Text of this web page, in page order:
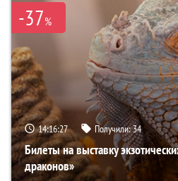
-37%
14:16:26 Получили:34
Билеты на выставку
драконов»